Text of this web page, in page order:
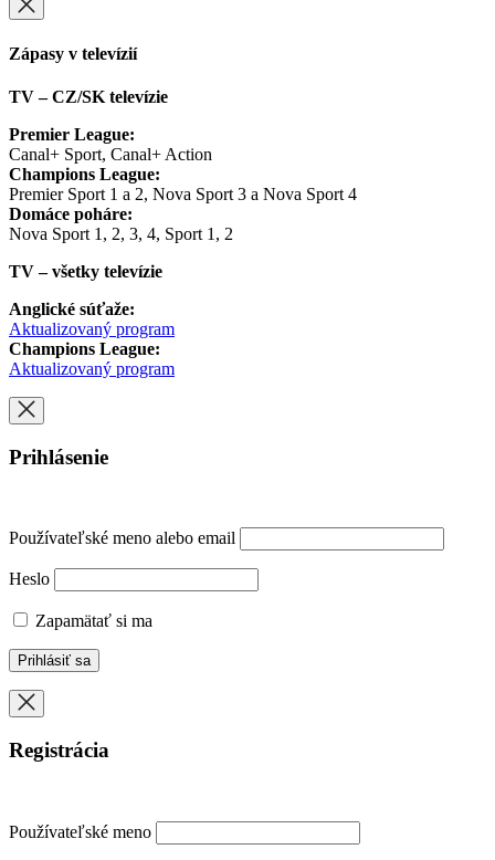
Zápasy v televízií
TV – CZ/SK televízie
Premier League:
Canal+ Sport, Canal+ Action
Champions League:
Premier Sport 1 a 2, Nova Sport 3 a Nova Sport 4
Domáce poháre:
Nova Sport 1, 2, 3, 4, Sport 1, 2
TV – všetky televízie
Anglické súťaže:
Aktualizovaný program
Champions League:
Aktualizovaný program
Prihlásenie
Používateľské meno alebo email
Heslo
Zapamätať si ma
Registrácia
Používateľské meno